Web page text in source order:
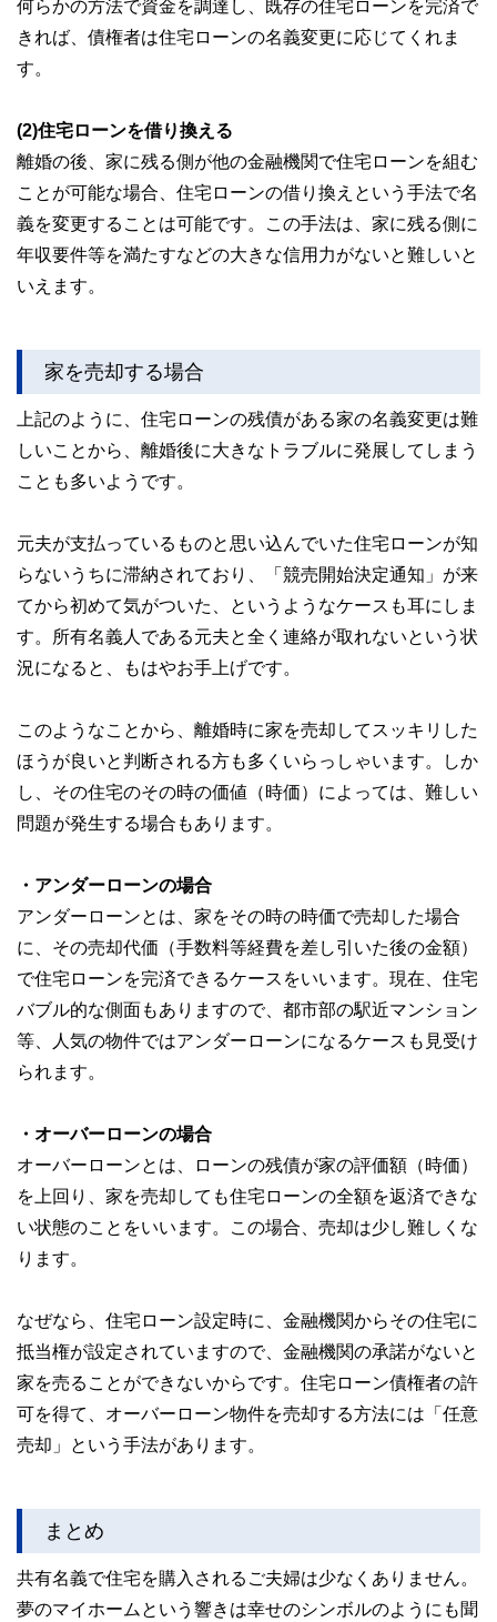
何らかの方法で資金を調達し、既存の住宅ローンを完済で
きれば、債権者は住宅ローンの名義変更に応じてくれま
す。
(2)住宅ローンを借り換える
離婚の後、家に残る側が他の金融機関で住宅ローンを組む
ことが可能な場合、住宅ローンの借り換えという手法で名
義を変更することは可能です。この手法は、家に残る側に
年収要件等を満たすなどの大きな信用力がないと難しいと
いえます。
家を売却する場合
上記のように、住宅ローンの残債がある家の名義変更は難
しいことから、離婚後に大きなトラブルに発展してしまう
ことも多いようです。
元夫が支払っているものと思い込んでいた住宅ローンが知
らないうちに滞納されており、「競売開始決定通知」が来
てから初めて気がついた、というようなケースも耳にしま
す。所有名義人である元夫と全く連絡が取れないという状
況になると、もはやお手上げです。
このようなことから、離婚時に家を売却してスッキリした
ほうが良いと判断される方も多くいらっしゃいます。しか
し、その住宅のその時の価値（時価）によっては、難しい
問題が発生する場合もあります。
・アンダーローンの場合
アンダーローンとは、家をその時の時価で売却した場合
に、その売却代価（手数料等経費を差し引いた後の金額）
で住宅ローンを完済できるケースをいいます。現在、住宅
バブル的な側面もありますので、都市部の駅近マンション
等、人気の物件ではアンダーローンになるケースも見受け
られます。
・オーバーローンの場合
オーバーローンとは、ローンの残債が家の評価額（時価）
を上回り、家を売却しても住宅ローンの全額を返済できな
い状態のことをいいます。この場合、売却は少し難しくな
ります。
なぜなら、住宅ローン設定時に、金融機関からその住宅に
抵当権が設定されていますので、金融機関の承諾がないと
家を売ることができないからです。住宅ローン債権者の許
可を得て、オーバーローン物件を売却する方法には「任意
売却」という手法があります。
まとめ
共有名義で住宅を購入されるご夫婦は少なくありません。
夢のマイホームという響きは幸せのシンボルのようにも聞